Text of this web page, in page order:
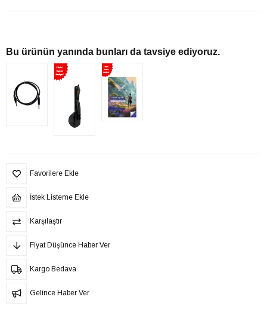
Bu ürünün yanında bunları da tavsiye ediyoruz.
Favorilere Ekle
İstek Listeme Ekle
Karşılaştır
Fiyat Düşünce Haber Ver
Kargo Bedava
Gelince Haber Ver